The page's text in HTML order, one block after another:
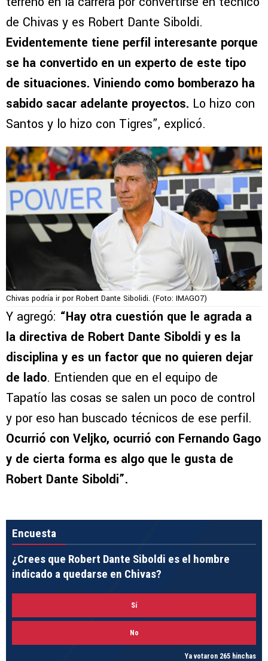
de Chivas y es Robert Dante Siboldi.
Evidentemente tiene perfil interesante porque
se ha convertido en un experto de este tipo
de situaciones. Viniendo como bomberazo ha
sabido sacar adelante proyectos. Lo hizo con
Santos y lo hizo con Tigres”, explicó.
Chivas podría ir por Robert Dante Sibolidi. (Foto: IMAGO7)
Y agregó: “Hay otra cuestión que le agrada a
la directiva de Robert Dante Siboldi y es la
disciplina y es un factor que no quieren dejar
de lado. Entienden que en el equipo de
Tapatío las cosas se salen un poco de control
y por eso han buscado técnicos de ese perfil.
Ocurrió con Veljko, ocurrió con Fernando Gago
y de cierta forma es algo que le gusta de
Robert Dante Siboldi”.
Encuesta
¿Crees que Robert Dante Siboldi es el hombre
indicado a quedarse en Chivas?
Sí
No
Ya votaron 265 hinchas